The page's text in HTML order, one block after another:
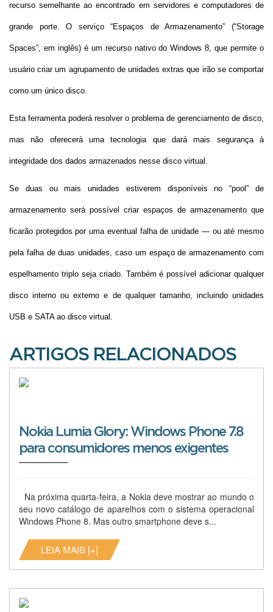
recurso semelhante ao encontrado em servidores e computadores de
grande porte. O serviço “Espaços de Armazenamento” (“Storage
Spaces”, em inglês) é um recurso nativo do Windows 8, que permite o
usuário criar um agrupamento de unidades extras que irão se comportar
como um único disco.
Esta ferramenta poderá resolver o problema de gerenciamento de disco,
mas não oferecerá uma tecnologia que dará mais segurança à
integridade dos dados armazenados nesse disco virtual.
Se duas ou mais unidades estiverem disponíveis no “pool” de
armazenamento será possível criar espaços de armazenamento que
ficarão protegidos por uma eventual falha de unidade — ou até mesmo
pela falha de duas unidades, caso um espaço de armazenamento com
espelhamento triplo seja criado. Também é possível adicionar qualquer
disco interno ou externo e de qualquer tamanho, incluindo unidades
USB e SATA ao disco virtual.
ARTIGOS RELACIONADOS
Nokia Lumia Glory: Windows Phone 7.8
para consumidores menos exigentes
Na próxima quarta-feira, a Nokia deve mostrar ao mundo o
seu novo catálogo de aparelhos com o sistema operacional
Windows Phone 8. Mas outro smartphone deve s...
LEIA MAIS [+]